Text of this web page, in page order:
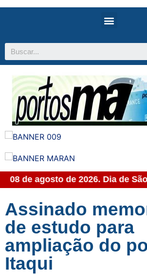
08 de agosto de 2026. Dia de
Assinado
de estudo para
ampliação do
Itaqui